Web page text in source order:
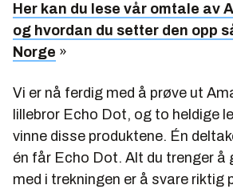
Her kan du lese vår omtale av
og hvordan du setter den opp
Norge »
Vi er nå ferdig med å prøve ut
lillebror Echo Dot, og to heldige
vinne disse produktene. Én
én får Echo Dot. Alt du trenger å
med i trekningen er å svare riktig